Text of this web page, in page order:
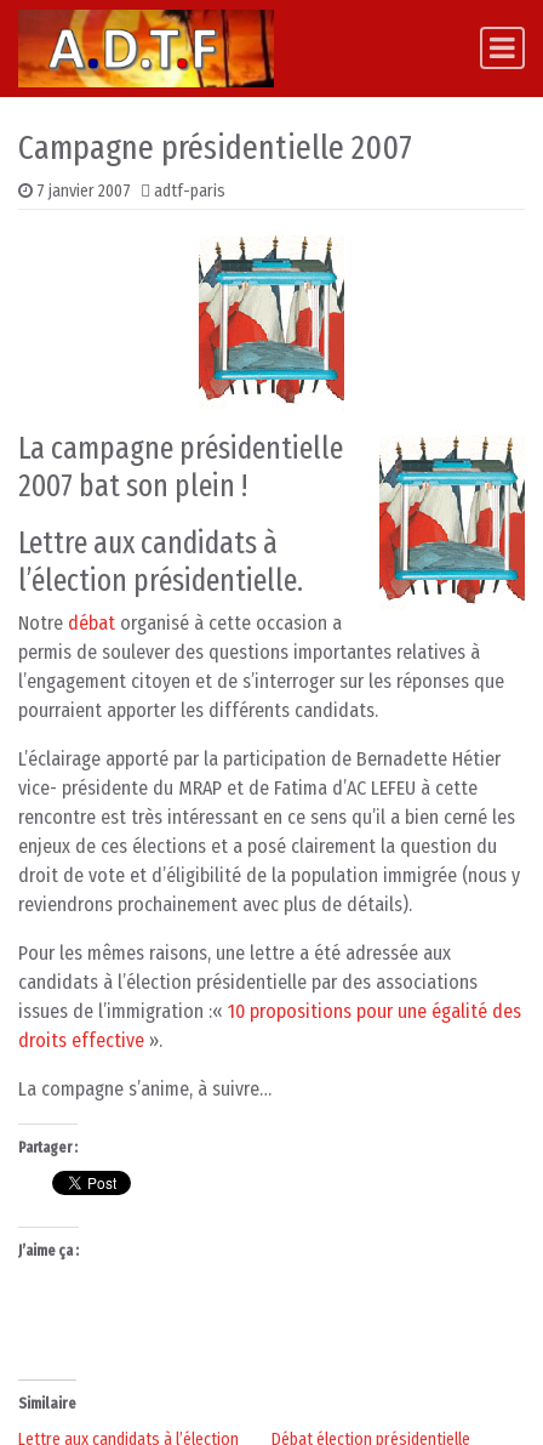
Skip to content
Main Navigation
Campagne présidentielle 2007
7 janvier 2007 adtf-paris
La campagne présidentielle
2007 bat son plein !
Lettre aux candidats à
l’élection présidentielle.
Notre débat organisé à cette occasion a
permis de soulever des questions importantes relatives à
l’engagement citoyen et de s’interroger sur les réponses que
pourraient apporter les différents candidats.
L’éclairage apporté par la participation de Bernadette Hétier
vice- présidente du MRAP et de Fatima d’AC LEFEU à cette
rencontre est très intéressant en ce sens qu’il a bien cerné les
enjeux de ces élections et a posé clairement la question du
droit de vote et d’éligibilité de la population immigrée (nous y
reviendrons prochainement avec plus de détails).
Pour les mêmes raisons, une lettre a été adressée aux
candidats à l’élection présidentielle par des associations
issues de l’immigration :« 10 propositions pour une égalité des
droits effective ».
La compagne s’anime, à suivre…
Partager :
J’aime ça :
Similaire
Lettre aux candidats à l’élection
Débat élection présidentielle